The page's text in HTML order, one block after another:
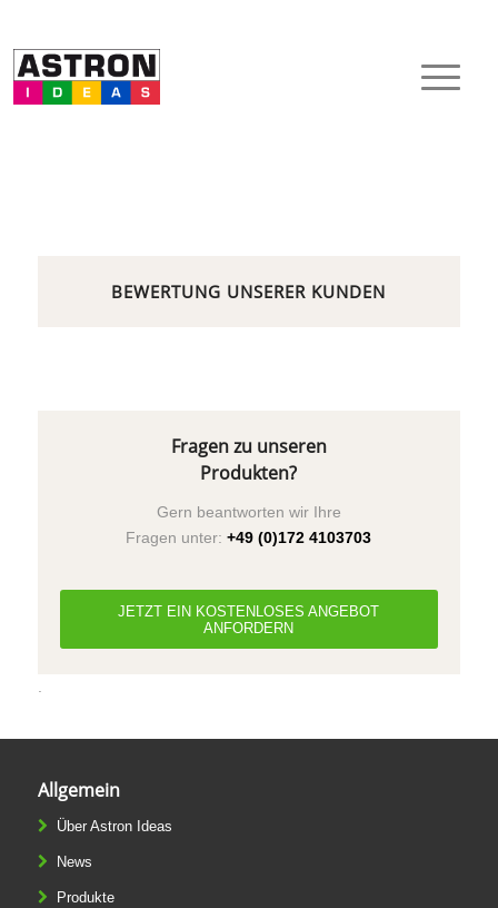
BEWERTUNG UNSERER KUNDEN
Fragen zu unseren
Produkten?
Gern beantworten wir Ihre
Fragen unter:+49 (0)172 4103703
JETZT EIN KOSTENLOSES ANGEBOT
ANFORDERN
Allgemein
Über Astron Ideas
News
Produkte